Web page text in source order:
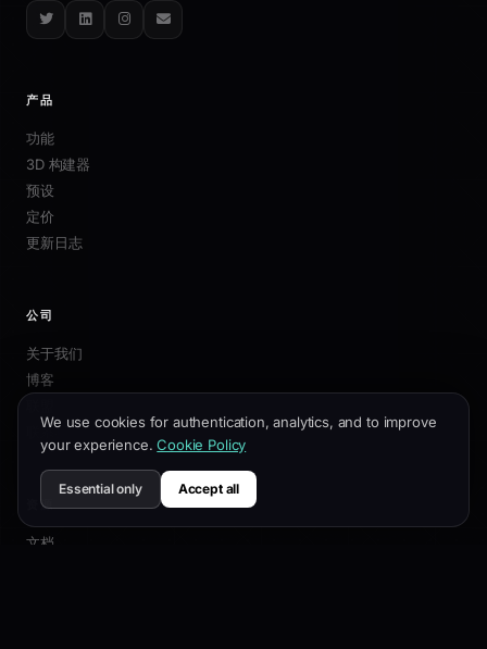
TwitterLinkedInInstagram
Email
产品
功能
3D 构建器
预设
定价
更新日志
公司
关于我们
博客
联系我们
资源
文档
We use cookies for authentication, analytics, and to improve
your experience. Cookie Policy
Essential only Accept all